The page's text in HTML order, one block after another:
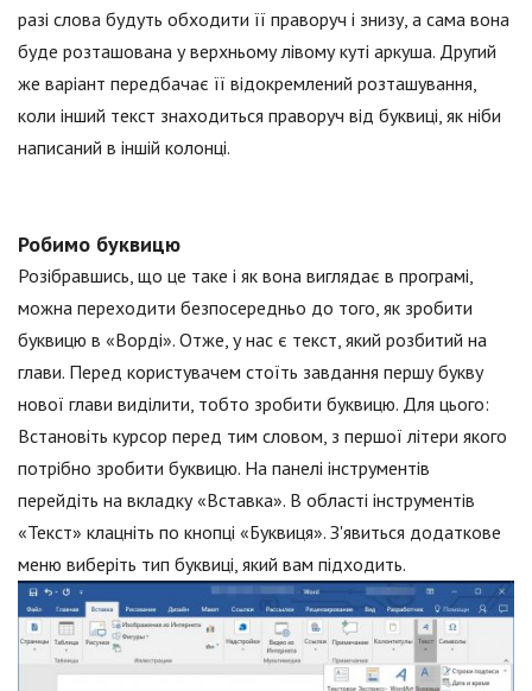
разі слова будуть обходити її праворуч і знизу, а сама вона
буде розташована у верхньому лівому куті аркуша. Другий
же варіант передбачає її відокремлений розташування,
коли інший текст знаходиться праворуч від буквиці, як ніби
написаний в іншій колонці.
Робимо буквицю
Розібравшись, що це таке і як вона виглядає в програмі,
можна переходити безпосередньо до того, як зробити
буквицю в «Ворді». Отже, у нас є текст, який розбитий на
глави. Перед користувачем стоїть завдання першу букву
нової глави виділити, тобто зробити буквицю. Для цього:
Встановіть курсор перед тим словом, з першої літери якого
потрібно зробити буквицю. На панелі інструментів
перейдіть на вкладку «Вставка». В області інструментів
«Текст» клацніть по кнопці «Буквиця». З'явиться додаткове
меню виберіть тип буквиці, який вам підходить.